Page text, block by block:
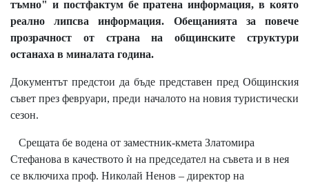
тъмно" и постфактум бе пратена информация, в която
реално липсва информация. Обещанията за повече
прозрачност от страна на общинските структури
останаха в миналата година.
Документът предстои да бъде представен пред Общинския
съвет през февруари, преди началото на новия туристически
сезон.
Срещата бе водена от заместник-кмета Златомира
Стефанова в качеството ѝ на председател на съвета и в нея
се включиха проф. Николай Ненов – директор на